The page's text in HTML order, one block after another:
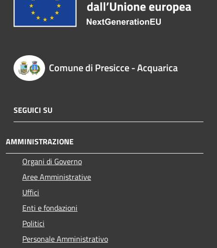
Comune di Presicce - Acquarica
SEGUICI SU
AMMINISTRAZIONE
Organi di Governo
Aree Amministrative
Uffici
Enti e fondazioni
Politici
Personale Amministrativo